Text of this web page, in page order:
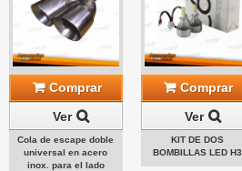
Comprar
Ver
Cola de escape doble
universal en acero
inox. para el lado
Comprar
Ver
KIT DE DOS
BOMBILLAS LED H3